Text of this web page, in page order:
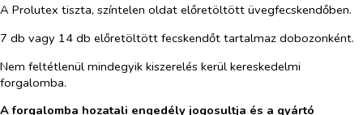
A Prolutex tiszta, színtelen oldat előretöltött üvegfecskendőben.
7 db vagy 14 db előretöltött fecskendőt tartalmaz dobozonként.
Nem feltétlenül mindegyik kiszerelés kerül kereskedelmi
forgalomba.
A forgalomba hozatali engedély jogosultja és a gyártó